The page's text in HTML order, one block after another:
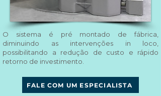
O sistema é pré montado de fábrica,
diminuindo as intervenções in loco,
possibilitando a redução de custo e rápido
retorno de investimento.
FALE COM UM ESPECIALISTA